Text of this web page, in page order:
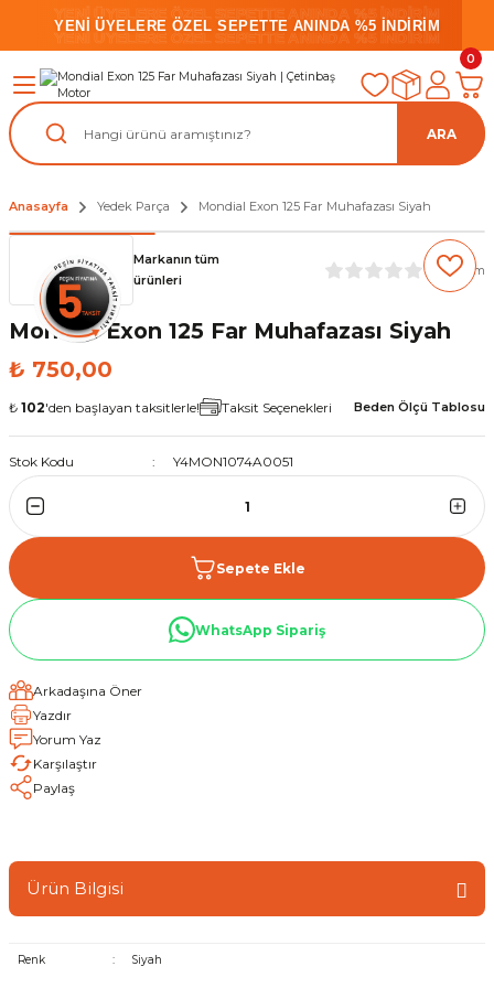
YENİ ÜYELERE ÖZEL SEPETTE ANINDA %5 İNDİRİM
YENİ ÜYELERE ÖZEL SEPETTE ANINDA %5 İNDİRİM
YENİ ÜYELERE ÖZEL SEPETTE ANINDA %5 İNDİRİM
ARA
0
Anasayfa Yedek Parça Mondial Exon 125 Far Muhafazası Siyah
Markanın tüm
ürünleri
(0) Yorum
Mondial Exon 125 Far Muhafazası Siyah
₺ 750,00
₺ 102'den başlayan taksitlerle! Taksit Seçenekleri Beden Ölçü Tablosu
Stok Kodu Y4MON1074A0051
Sepete Ekle
WhatsApp Sipariş
Arkadaşına Öner
Yazdır
Yorum Yaz
Karşılaştır
Paylaş
Ürün Bilgisi
Renk : Siyah